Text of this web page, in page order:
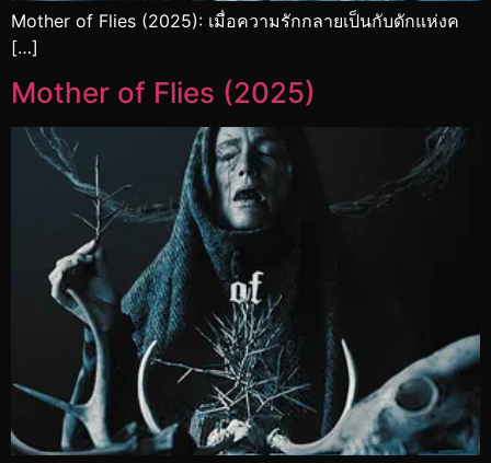
Mother of Flies (2025): เมื่อความรักกลายเป็นกับดักแห่งค
[…]
Mother of Flies (2025)